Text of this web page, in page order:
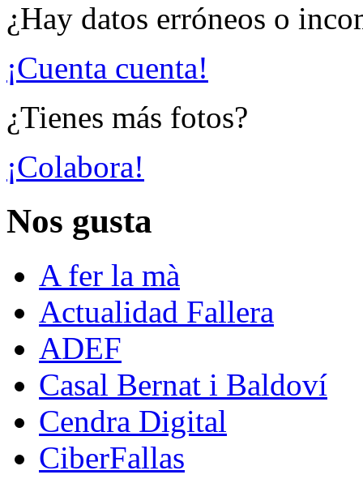
¿Hay datos erróneos o
¡Cuenta cuenta!
¿Tienes más fotos?
¡Colabora!
Nos gusta
A fer la mà
Actualidad Fallera
ADEF
Casal Bernat i Baldoví
Cendra Digital
CiberFallas